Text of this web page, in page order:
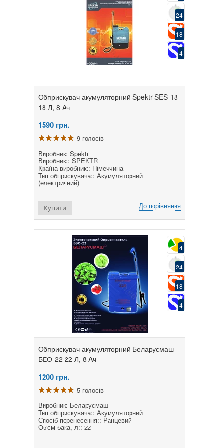
24
18
4
Обприскувач акумуляторний Spektr SES-18
18 Л, 8 Aч
1590 грн.
9 голосів
Виробник: Spektr
Виробник:: SPEKTR
Країна виробник:: Німеччина
Тип обприскувача:: Акумуляторний
(електричний)
До порівняння
Купити
4
24
18
4
Обприскувач акумуляторний Беларусмаш
БЕО-22 22 Л, 8 Aч
1200 грн.
5 голосів
Виробник: Беларусмаш
Тип обприскувача:: Акумуляторний
Спосіб перенесення:: Ранцевий
Об'єм бака, л:: 22